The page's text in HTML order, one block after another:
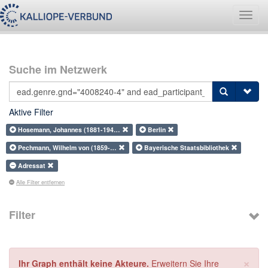
Suche im Netzwerk
Aktive Filter
Hosemann, Johannes (1881-194…
Berlin
Pechmann, Wilhelm von (1859-…
Bayerische Staatsbibliothek
Adressat
Alle Filter entfernen
Filter
×
Ihr Graph enthält keine Akteure. Erweitern Sie Ihre